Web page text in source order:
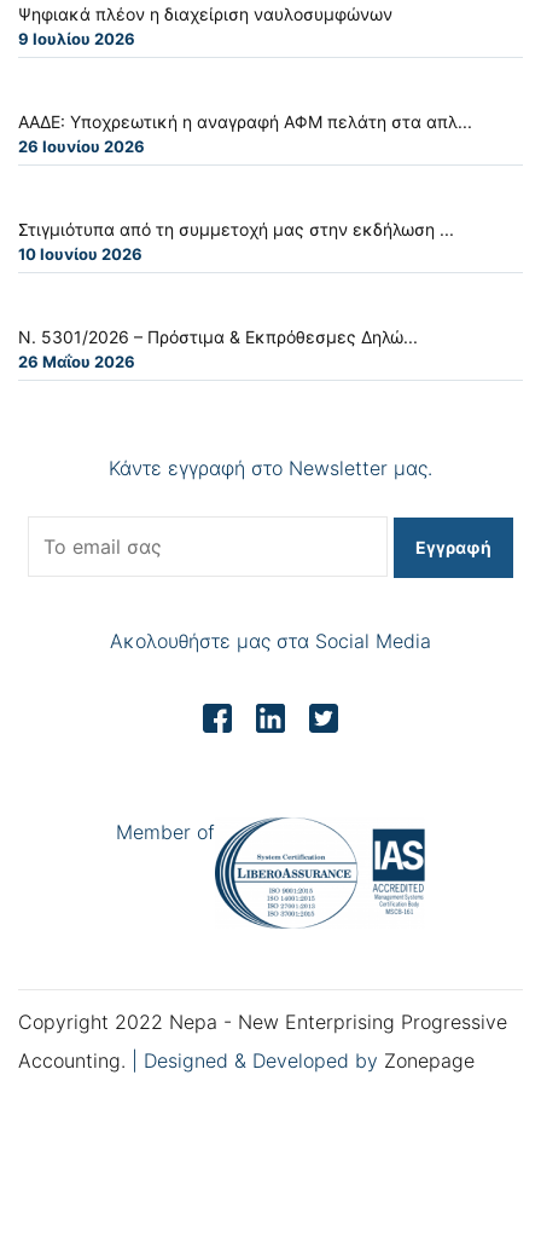
Ψηφιακά πλέον η διαχείριση ναυλοσυμφώνων
9 Ιουλίου 2026
ΑΑΔΕ: Υποχρεωτική η αναγραφή ΑΦΜ πελάτη στα απλ...
26 Ιουνίου 2026
Στιγμιότυπα από τη συμμετοχή μας στην εκδήλωση ...
10 Ιουνίου 2026
Ν. 5301/2026 – Πρόστιμα & Εκπρόθεσμες Δηλώ...
26 Μαΐου 2026
Κάντε εγγραφή στο Newsletter μας.
Εγγραφή
Ακολουθήστε μας στα Social Media
Member of
Copyright 2022 Nepa - New Enterprising Progressive
Accounting.
Designed & Developed by Zonepage